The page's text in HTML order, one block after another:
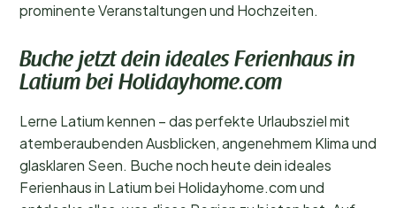
prominente Veranstaltungen und Hochzeiten.
Buche jetzt dein ideales Ferienhaus in
Latium bei Holidayhome.com
Lerne Latium kennen – das perfekte Urlaubsziel mit
atemberaubenden Ausblicken, angenehmem Klima und
glasklaren Seen. Buche noch heute dein ideales
Ferienhaus in Latium bei Holidayhome.com und